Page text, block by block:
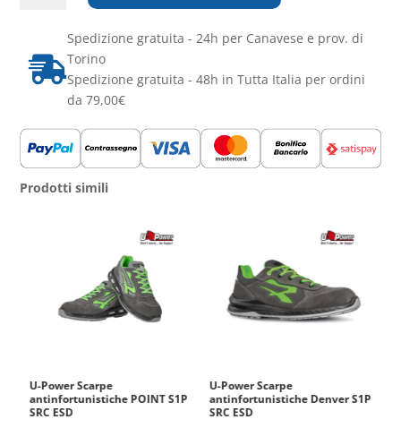
Nitrile
Blu
-
Impermeabili
Professionali
quantità

Spedizione gratuita - 24h per Canavese e prov. di
Torino
Spedizione gratuita - 48h in Tutta Italia per ordini
da 79,00€
Prodotti simili
U-Power Scarpe
antinfortunistiche POINT S1P
SRC ESD
U-Power Scarpe
antinfortunistiche Denver S1P
SRC ESD